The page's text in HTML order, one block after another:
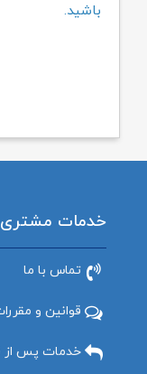
باشید.
خدمات مشتری
تماس با ما
قوانین و
خدمات پس از